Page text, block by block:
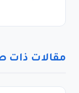
مقالات ذات